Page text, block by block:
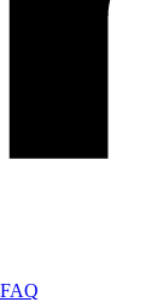
FAQ